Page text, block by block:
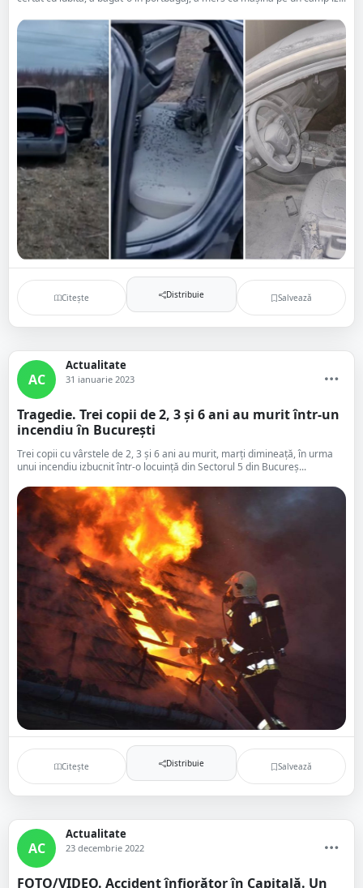
Citește Distribuie Salvează
AC
Actualitate
31 ianuarie 2023
Tragedie. Trei copii de 2, 3 și 6 ani au murit într-un
incendiu în București
Trei copii cu vârstele de 2, 3 și 6 ani au murit, marți dimineață, în urma
unui incendiu izbucnit într-o locuință din Sectorul 5 din Bucureș...
Citește Distribuie Salvează
AC
Actualitate
23 decembrie 2022
FOTO/VIDEO. Accident înfiorător în Capitală. Un